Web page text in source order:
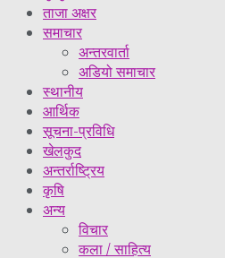
ताजा अक्षर
समाचार
अन्तरवार्ता
अडियो समाचार
स्थानीय
आर्थिक
सूचना-प्रविधि
खेलकुद
अन्तर्राष्ट्रिय
कृषि
अन्य
विचार
कला / साहित्य